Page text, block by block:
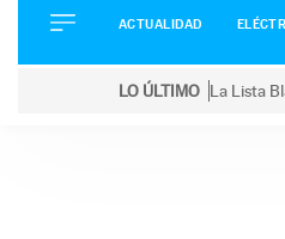
CONDUCIR
ACTUALIDAD
LO ÚLTIMO La Lista